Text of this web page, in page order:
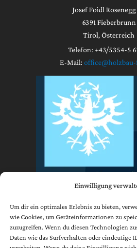
Einwilligung
Um dir ein optimales Erlebnis zu bieten,
wie Cookies, um Geräteinformationen zu
zuzugreifen. Wenn du diesen Technologien
Daten wie das Surfverhalten oder eindeutige
Josef Foidl
6391 Fieberbrunn
Tirol, Österreich
Telefon: +43/5354-5
E-Mail:
Impressum